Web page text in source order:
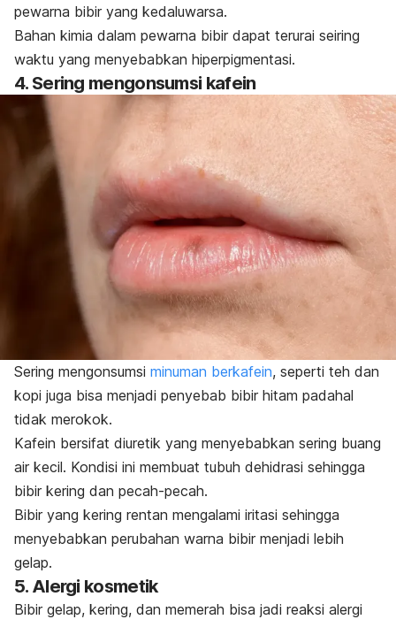
pewarna bibir yang kedaluwarsa.
Bahan kimia dalam pewarna bibir dapat terurai seiring
waktu yang menyebabkan hiperpigmentasi.
4. Sering mengonsumsi kafein
Sering mengonsumsi minuman berkafein, seperti teh dan
kopi juga bisa menjadi penyebab bibir hitam padahal
tidak merokok.
Kafein bersifat diuretik yang menyebabkan sering buang
air kecil. Kondisi ini membuat tubuh dehidrasi sehingga
bibir kering dan pecah-pecah.
Bibir yang kering rentan mengalami iritasi sehingga
menyebabkan perubahan warna bibir menjadi lebih
gelap.
5. Alergi kosmetik
Bibir gelap, kering, dan memerah bisa jadi reaksi alergi